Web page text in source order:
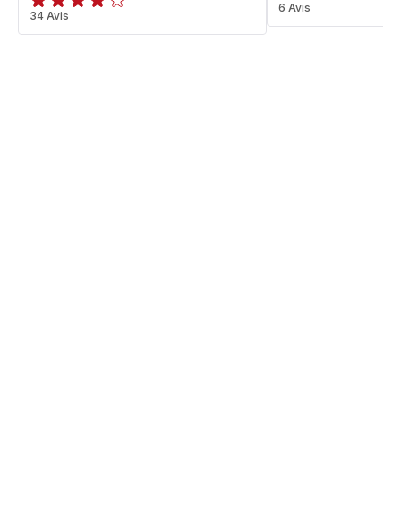
Avis
4
34 Avis ratings.3.7
6 Avis